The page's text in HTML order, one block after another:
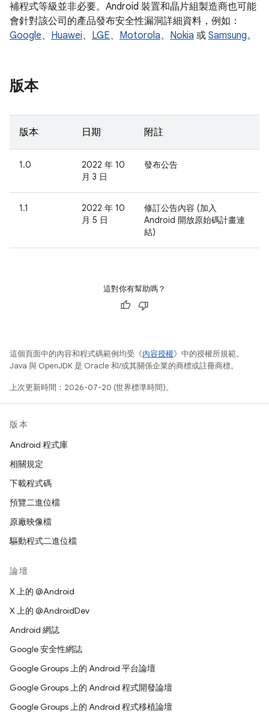
補程式等級並非必要。Android 裝置和晶片組製造商也可能
會針對該公司的產品發布安全性漏洞詳細資料，例如：
Google、 Huawei、 LGE、 Motorola、 Nokia 或 Samsung。
版本
版本 日期 附註
1.0
2022 年 10
月 3 日
發布公告
1.1
2022 年 10
月 5 日
修訂公告內容 (加入
Android 開放原始碼計畫連
結)
這對你有幫助嗎？
這個頁面中的內容和程式碼範例均受《內容授權》中的授權所規範。
Java 與 OpenJDK 是 Oracle 和/或其關係企業的商標或註冊商標。
上次更新時間：2026-07-20 (世界標準時間)。
版本
Android 程式庫
相關規定
下載程式碼
預覽二進位檔
原廠映像檔
驅動程式二進位檔
論壇
X 上的 @Android
X 上的 @AndroidDev
Android 網誌
Google 安全性網誌
Google Groups 上的 Android 平台論壇
Google Groups 上的 Android 程式開發論壇
Google Groups 上的 Android 程式移植論壇